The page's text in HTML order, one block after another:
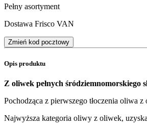
Pełny asortyment
Dostawa Frisco VAN
Zmień kod pocztowy
Opis produktu
Z oliwek pełnych śródziemnomorskiego
Pochodząca z pierwszego tłoczenia oliwa
Najwyższa kategoria oliwy z oliwek,